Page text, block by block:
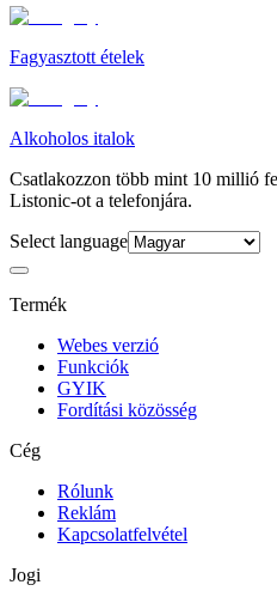
Fagyasztott ételek
Alkoholos italok
Csatlakozzon több mint 10 millió
Listonic-ot a telefonjára.
Select language
Termék
Webes verzió
Funkciók
GYIK
Fordítási közösség
Cég
Rólunk
Reklám
Kapcsolatfelvétel
Jogi